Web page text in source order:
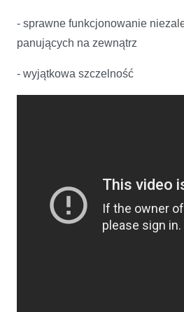
- sprawne funkcjonowanie
panujących na zewnątrz
- wyjątkowa szczelność